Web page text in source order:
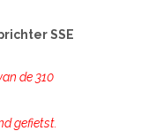
SSE
de 310
gefietst.